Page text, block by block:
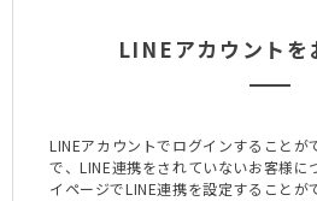
LINEアカウントを
LINEアカウントでログインすることが
で、LINE連携をされていないお客様に
イページでLINE連携を設定することが